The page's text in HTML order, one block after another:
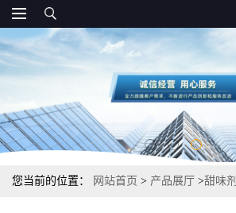
您当前的位置： 网站首页 > 产品展厅 >甜味剂